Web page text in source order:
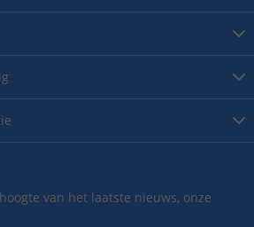
van het laatste nieuws, onze